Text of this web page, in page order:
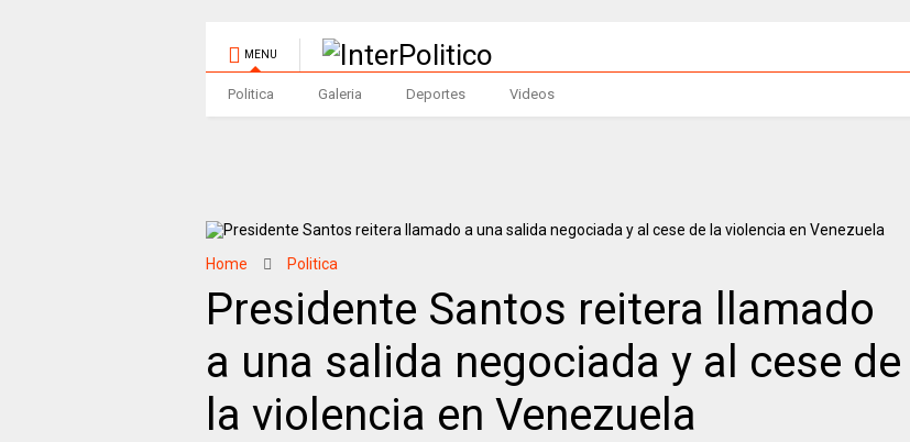
MENU
Politica Galeria Deportes Videos
Home Politica
Presidente Santos reitera llamado
a una salida negociada y al cese de
la violencia en Venezuela